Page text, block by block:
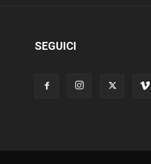
SEGUICI